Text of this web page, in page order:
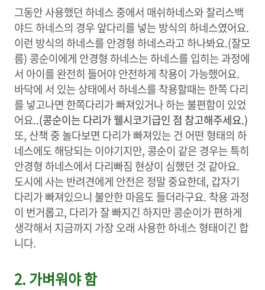
그동안 사용했던 하네스 중에서 매쉬하네스와 찰리스백
야드 하네스의 경우 앞다리를 넣는 방식의 하네스였어요.
이런 방식의 하네스를 안경형 하네스라고 하나봐요.(잘모
름) 콩순이에게 안경형 하네스는 하네스를 입히는 과정에
서 아이를 완전히 들어야 안전하게 착용이 가능했어요.
바닥에 서 있는 상태에서 하네스를 착용할때는 한쪽 다리
를 넣고나면 한쪽다리가 빠져있거나 하는 불편함이 있었
어요..(콩순이는 다리가 웰시코기급인 점 참고해주세요.)
또, 산책 중 놀다보면 다리가 빠져있는 건 어떤 형태의 하
네스에도 해당되는 이야기지만, 콩순이 같은 경우는 특히
안경형 하네스에서 다리빠짐 현상이 심했던 것 같아요.
도시에 사는 반려견에게 안전은 정말 중요한데, 갑자기
다리가 빠져있으니 불안한 마음도 들더라구요. 착용 과정
이 번거롭고, 다리가 잘 빠지긴 하지만 콩순이가 편하게
생각해서 지금까지 가장 오래 사용한 하네스 형태이긴 합
니다.
2. 가벼워야 함